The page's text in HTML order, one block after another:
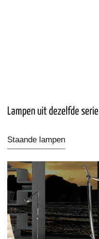
Lampen uit dezelfde serie
Staande lampen